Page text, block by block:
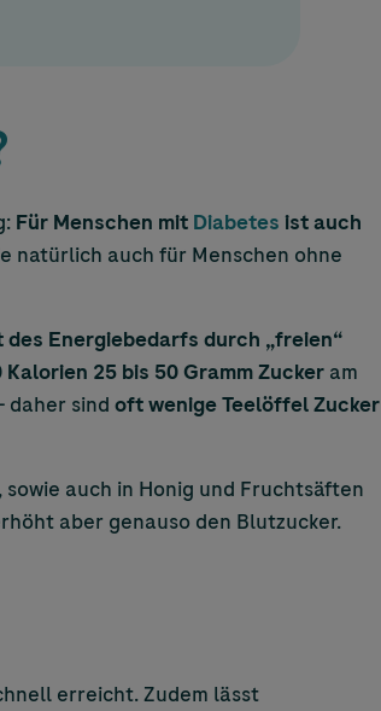
Für Menschen mit Diabetes ist auch
natürlich auch für Menschen ohne
des Energiebedarfs durch „freien“
Kalorien 25 bis 50 Gramm Zucker am
daher sind oft wenige Teelöffel Zucker
auch in Honig und Fruchtsäften
aber genauso den Blutzucker.
erreicht. Zudem lässt